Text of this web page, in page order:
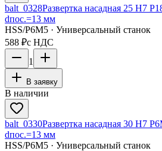
balt_0328Развертка насадная 25 Н7
dпос.=13 мм
HSS/Р6М5 · Универсальный станок
588 ₽с НДС
1
В заявку
В наличии
balt_0330Развертка насадная 30 Н7
dпос.=13 мм
HSS/Р6М5 · Универсальный станок